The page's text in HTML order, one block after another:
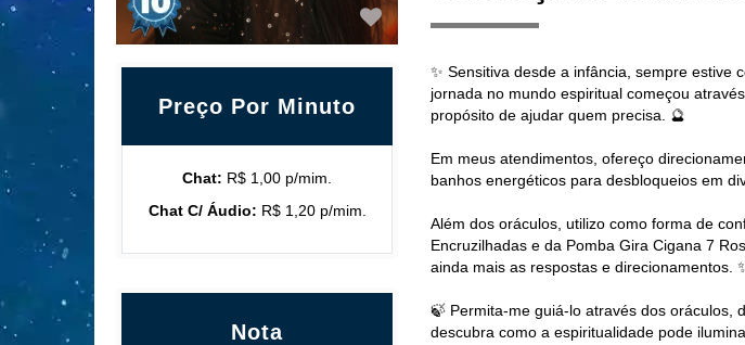
Preço Por Minuto
Chat: R$ 1,00 p/mim.
Chat C/ Áudio: R$ 1,20 p/mim.
Nota
✨ Sensitiva desde a infância, sempre estive
jornada no mundo espiritual começou
propósito de ajudar quem precisa. 🔮
Em meus atendimentos, ofereço
banhos energéticos para desbloqueios em
Além dos oráculos, utilizo como forma de
Encruzilhadas e da Pomba Gira Cigana 7
ainda mais as respostas e direcionamentos.
🍃 Permita-me guiá-lo através dos oráculos,
descubra como a espiritualidade pode